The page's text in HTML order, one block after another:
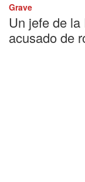
Grave
Un jefe de
acusado de